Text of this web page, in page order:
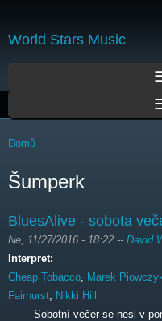
World Stars Music
Jste zde
Domů
Šumperk
BluesAlive - sobota
Ne, 11/27/2016 - 18:22 -- David
Interpret:
Cheap Tobacco
Marek
Fairhurst
Nikki Hill
Sobotní večer se nesl v